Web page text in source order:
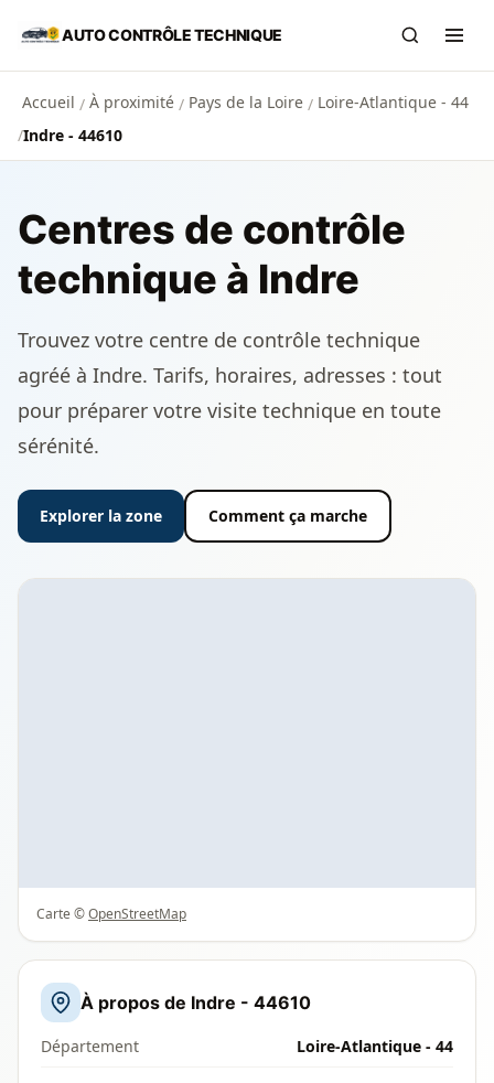
Aller au contenu principal
AUTO CONTRÔLE TECHNIQUE
Accueil / À proximité / Pays de la Loire / Loire-Atlantique - 44
/Indre - 44610
Centres de contrôle
technique à Indre
Trouvez votre centre de contrôle technique
agréé à Indre. Tarifs, horaires, adresses : tout
pour préparer votre visite technique en toute
sérénité.
Explorer la zone Comment ça marche
Carte ©OpenStreetMap
À propos de Indre - 44610
Département Loire-Atlantique - 44